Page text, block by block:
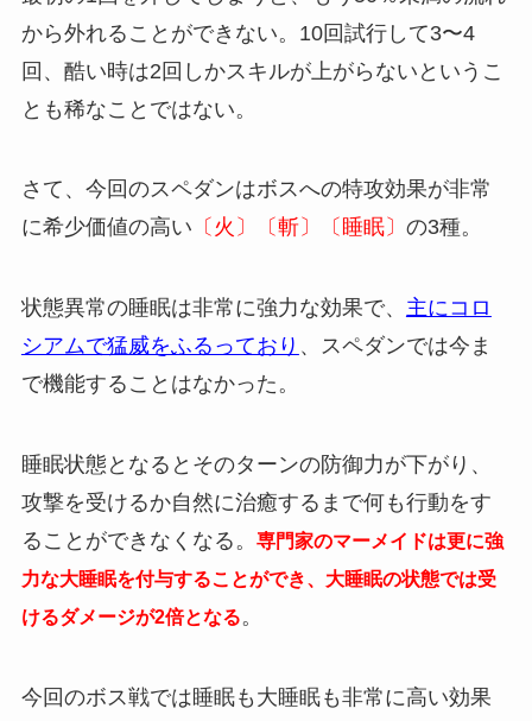
から外れることができない。10回試行して3〜4
回、酷い時は2回しかスキルが上がらないというこ
とも稀なことではない。
さて、今回のスペダンはボスへの特攻効果が非常
に希少価値の高い 〔火〕〔斬〕〔睡眠〕 の3種。
状態異常の睡眠は非常に強力な効果で、 主にコロ
シアムで猛威をふるっており 、スペダンでは今ま
で機能することはなかった。
睡眠状態となるとそのターンの防御力が下がり、
攻撃を受けるか自然に治癒するまで何も行動をす
ることができなくなる。 専門家のマーメイドは更に強
力な大睡眠を付与することができ、大睡眠の状態では受
けるダメージが2倍となる。
今回のボス戦では睡眠も大睡眠も非常に高い効果